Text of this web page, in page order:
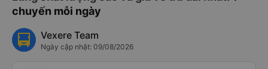
chuyến mỗi ngày
Vexere Team
Ngày cập nhật: 09/08/2026